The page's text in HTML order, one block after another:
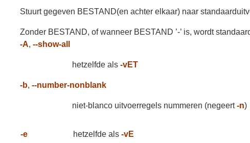
Stuurt gegeven BESTAND(en achter elkaar) naar
Zonder BESTAND, of wanneer BESTAND ’-’ is, wordt
-A,--show-all
hetzelfde als-vET
-b,--number-nonblank
niet-blanco uitvoerregels nummeren (negeert-n)
-e hetzelfde als -vE